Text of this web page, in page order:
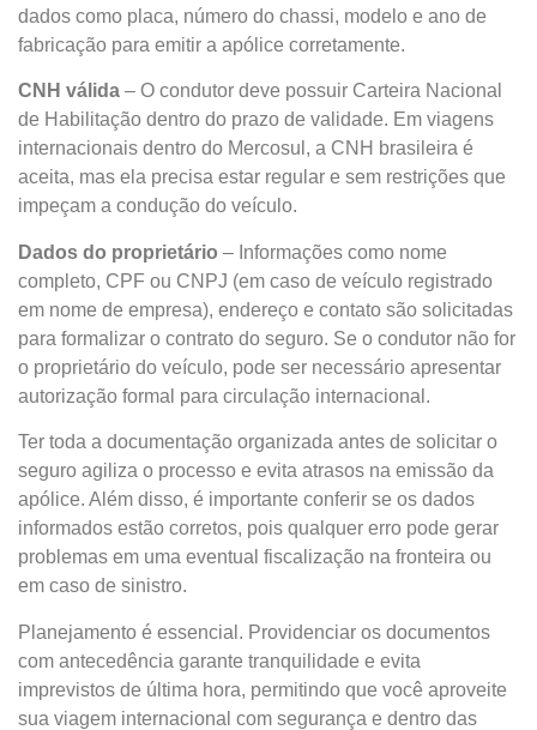
dados como placa, número do chassi, modelo e ano de
fabricação para emitir a apólice corretamente.
CNH válida – O condutor deve possuir Carteira Nacional
de Habilitação dentro do prazo de validade. Em viagens
internacionais dentro do Mercosul, a CNH brasileira é
aceita, mas ela precisa estar regular e sem restrições que
impeçam a condução do veículo.
Dados do proprietário – Informações como nome
completo, CPF ou CNPJ (em caso de veículo registrado
em nome de empresa), endereço e contato são solicitadas
para formalizar o contrato do seguro. Se o condutor não for
o proprietário do veículo, pode ser necessário apresentar
autorização formal para circulação internacional.
Ter toda a documentação organizada antes de solicitar o
seguro agiliza o processo e evita atrasos na emissão da
apólice. Além disso, é importante conferir se os dados
informados estão corretos, pois qualquer erro pode gerar
problemas em uma eventual fiscalização na fronteira ou
em caso de sinistro.
Planejamento é essencial. Providenciar os documentos
com antecedência garante tranquilidade e evita
imprevistos de última hora, permitindo que você aproveite
sua viagem internacional com segurança e dentro das